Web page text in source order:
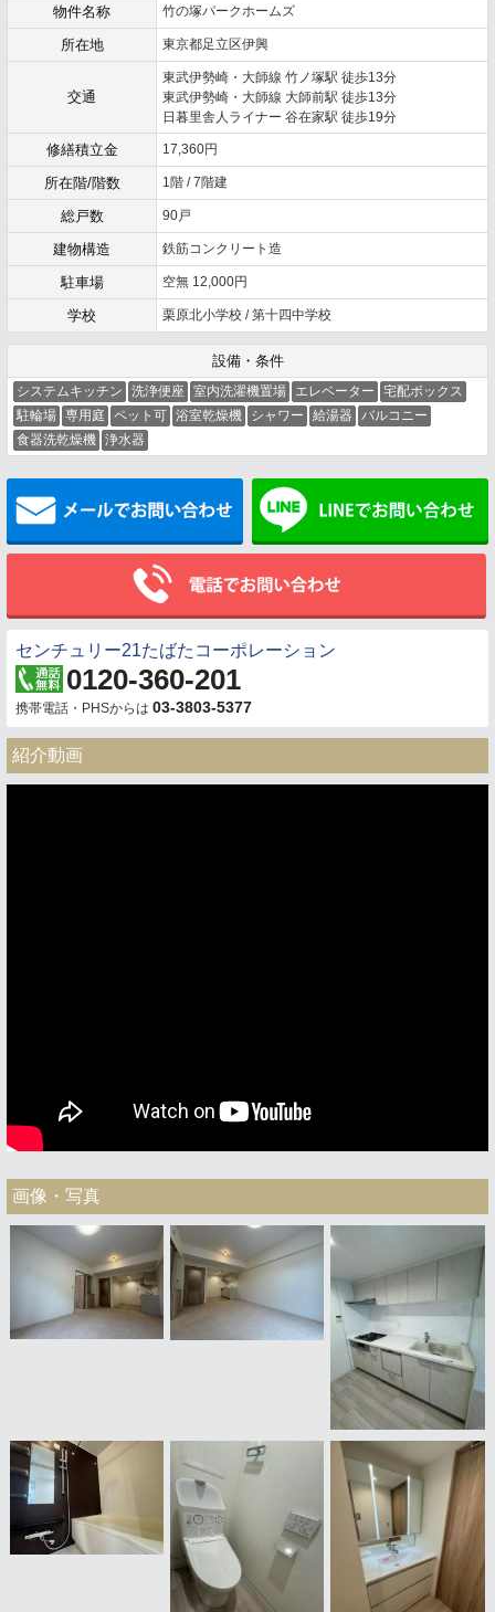
物件名称 竹の塚パークホームズ
所在地 東京都足立区伊興
交通
東武伊勢崎・大師線 竹ノ塚駅 徒歩13分
東武伊勢崎・大師線 大師前駅 徒歩13分
日暮里舎人ライナー 谷在家駅 徒歩19分
修繕積立金 17,360円
所在階/階数 1階 / 7階建
総戸数 90戸
建物構造 鉄筋コンクリート造
駐車場 空無 12,000円
学校 栗原北小学校 / 第十四中学校
設備・条件
システムキッチン 洗浄便座 室内洗濯機置場 エレベーター
宅配ボックス
駐輪場 専用庭 ペット可 浴室乾燥機 シャワー 給湯器
バルコニー
食器洗乾燥機 浄水器
メールでお問い合わせ
センチュリー21たばたコーポレーション
0120-360-201
携帯電話・PHSからは 03-3803-5377
紹介動画
画像・写真